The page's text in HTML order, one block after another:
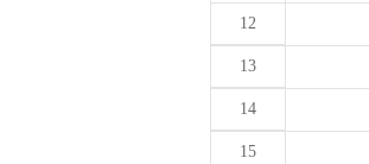
12
13
14
15